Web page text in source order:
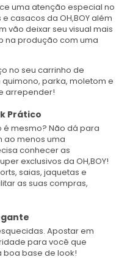
uma atenção especial no
casacos da OH,BOY além
vão deixar seu visual mais
na produção com uma
no seu carrinho de
parka, moletom e
arrepender!
Prático
é mesmo? Não dá para
ao menos uma
conhecer as
exclusivos da OH,BOY!
saias, jaquetas e
as suas compras,
Apostar em
para você que
base de look!